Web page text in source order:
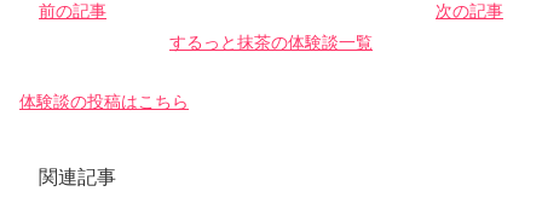
前の記事
次の記事
するっと抹茶の体験談一覧
体験談の投稿はこちら
関連記事